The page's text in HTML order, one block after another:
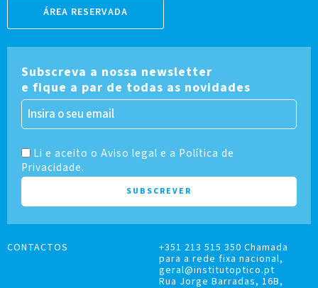
ÁREA RESERVADA
Subscreva a nossa newsletter
e fique a par de todas as novidades
Li e aceito o Aviso legal e a Política de
Privacidade.
CONTACTOS
+351 213 515 350 Chamada
para a rede fixa nacional,
geral@institutoptico.pt
Rua Jorge Barradas, 16B,